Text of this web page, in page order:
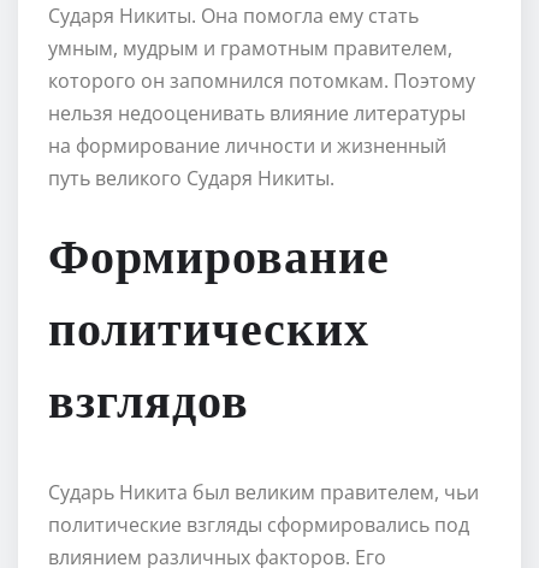
Сударя Никиты. Она помогла ему стать
умным, мудрым и грамотным правителем,
которого он запомнился потомкам. Поэтому
нельзя недооценивать влияние литературы
на формирование личности и жизненный
путь великого Сударя Никиты.
Формирование
политических
взглядов
Сударь Никита был великим правителем, чьи
политические взгляды сформировались под
влиянием различных факторов. Его